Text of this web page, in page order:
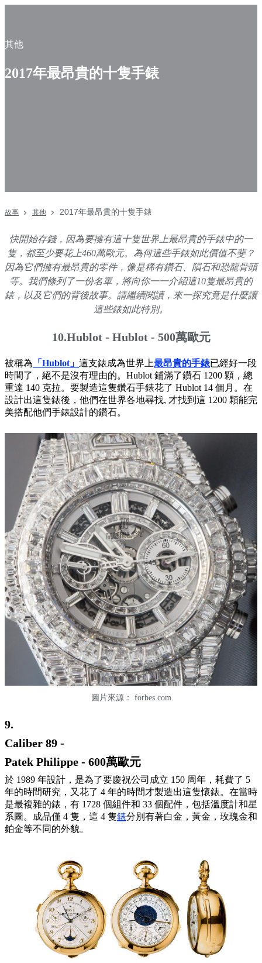
其他
2017年最昂貴的十隻手錶
故事 其他 2017年最昂貴的十隻手錶
快開始存錢，因為要擁有這十隻世界上最昂貴的手錶中的一
隻，都至少要花上460萬歐元。為何這些手錶如此價值不斐？
因為它們擁有最昂貴的零件，像是稀有鑽石、隕石和恐龍骨頭
等。我們條列了一份名單，將向你一一介紹這10隻最昂貴的
錶，以及它們的背後故事。請繼續閱讀，來一探究竟是什麼讓
這些錶如此特別。
10.Hublot - Hublot - 500萬歐元
被稱為 「Hublot」 這支錶成為世界上最昂貴的手錶已經好一段
時間了，絕不是沒有理由的。Hublot 鋪滿了鑽石 1200 顆，總
重達 140 克拉。要製造這隻鑽石手錶花了 Hublot 14 個月。在
設計出這隻錶後，他們在世界各地尋找, 才找到這 1200 顆能完
美搭配他們手錶設計的鑽石。
圖片來源： forbes.com
9.
Caliber 89 -
Patek Philippe - 600萬歐元
於 1989 年設計，是為了要慶祝公司成立 150 周年，耗費了 5
年的時間研究，又花了 4 年的時間才製造出這隻懷錶。在當時
是最複雜的錶，有 1728 個組件和 33 個配件，包括溫度計和星
系圖。成品僅 4 隻，這 4 隻錶分別有著白金，黃金，玫瑰金和
鉑金等不同的外貌。